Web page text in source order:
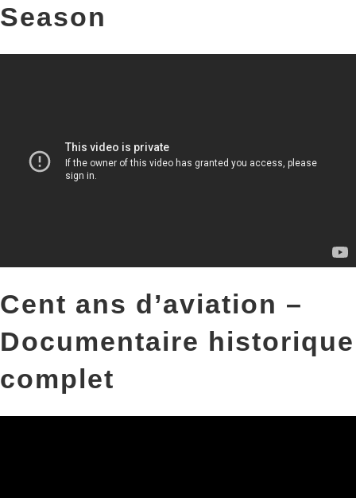
Season
Cent ans d’aviation –
Documentaire historique
complet